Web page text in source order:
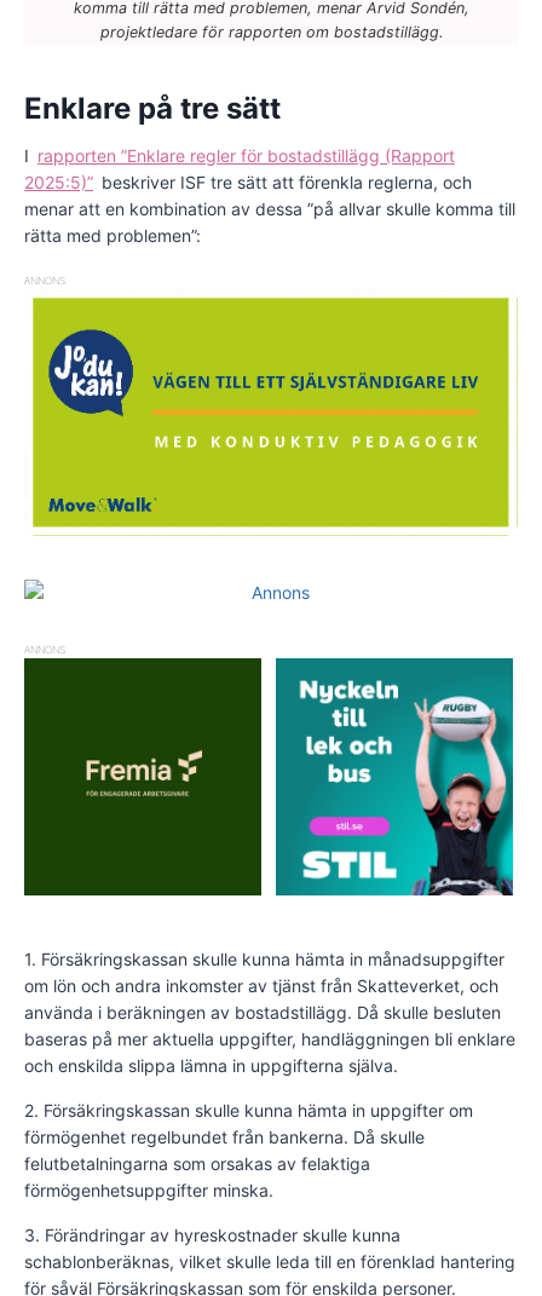
komma till rätta med problemen, menar Arvid Sondén,
projektledare för rapporten om bostadstillägg.
Enklare på tre sätt
I rapporten ”Enklare regler för bostadstillägg (Rapport
2025:5)” beskriver ISF tre sätt att förenkla reglerna, och
menar att en kombination av dessa ”på allvar skulle komma till
rätta med problemen”:
ANNONS
ANNONS
1. Försäkringskassan skulle kunna hämta in månadsuppgifter
om lön och andra inkomster av tjänst från Skatteverket, och
använda i beräkningen av bostadstillägg. Då skulle besluten
baseras på mer aktuella uppgifter, handläggningen bli enklare
och enskilda slippa lämna in uppgifterna själva.
2. Försäkringskassan skulle kunna hämta in uppgifter om
förmögenhet regelbundet från bankerna. Då skulle
felutbetalningarna som orsakas av felaktiga
förmögenhetsuppgifter minska.
3. Förändringar av hyreskostnader skulle kunna
schablonberäknas, vilket skulle leda till en förenklad hantering
för såväl Försäkringskassan som för enskilda personer.